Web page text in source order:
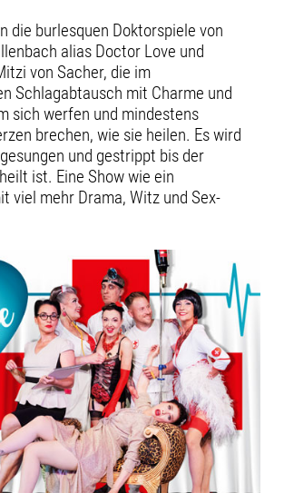
die burlesquen Doktorspiele von
alias Doctor Love und
von Sacher, die im
Schlagabtausch mit Charme und
sich werfen und mindestens
brechen, wie sie heilen. Es wird
und gestrippt bis der
ist. Eine Show wie ein
viel mehr Drama, Witz und Sex-